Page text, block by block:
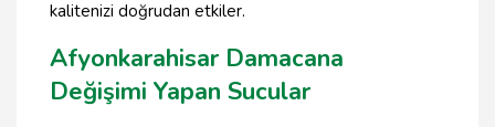
kalitenizi doğrudan etkiler.
Afyonkarahisar Damacana
Değişimi Yapan Sucular